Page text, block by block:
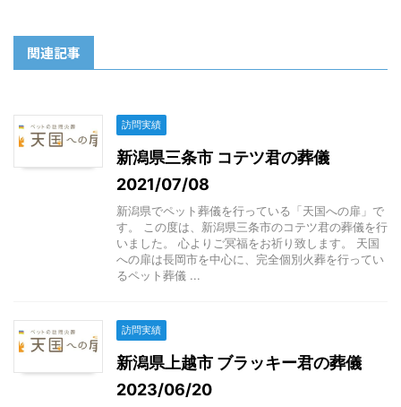
関連記事
訪問実績
新潟県三条市 コテツ君の葬儀
2021/07/08
新潟県でペット葬儀を行っている「天国への扉」で
す。 この度は、新潟県三条市のコテツ君の葬儀を行
いました。 心よりご冥福をお祈り致します。 天国
への扉は長岡市を中心に、完全個別火葬を行ってい
るペット葬儀 ...
訪問実績
新潟県上越市 ブラッキー君の葬儀
2023/06/20